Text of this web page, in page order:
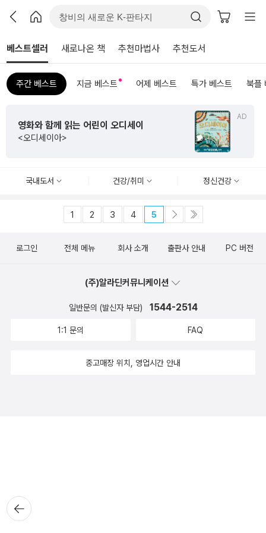
베스트셀러 새로나온 책 추천마법사 추천도서
주간 베스트 지금 베스트 어제 베스트 특가 베스트 북플
AD
영화와 함께 읽는 어린이 오디세이
<오디세이아>
국내도서 건강/취미 정신건강
1 2 3 4 5
뒤로가
기
로그인 전체 메뉴 회사 소개 출판사 안내 PC 버전
(주)알라딘커뮤니케이션
일반문의 (발신자 부담) 1544-2514
1:1 문의 FAQ
중고매장 위치, 영업시간 안내